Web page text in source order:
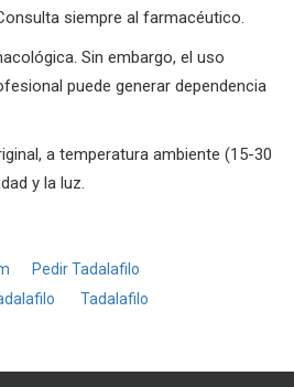
siempre al farmacéutico.
Sin embargo, el uso
puede generar dependencia
a temperatura ambiente (15-30
y la luz.
Pedir Tadalafilo
Tadalafilo